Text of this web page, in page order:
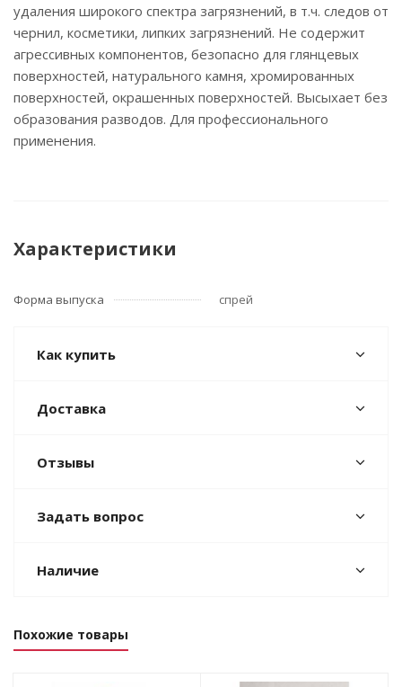
удаления широкого спектра загрязнений, в т.ч. следов от
чернил, косметики, липких загрязнений. Не содержит
агрессивных компонентов, безопасно для глянцевых
поверхностей, натурального камня, хромированных
поверхностей, окрашенных поверхностей. Высыхает без
образования разводов. Для профессионального
применения.
Характеристики
Форма выпуска спрей
Как купить
Доставка
Отзывы
Задать вопрос
Наличие
Похожие товары